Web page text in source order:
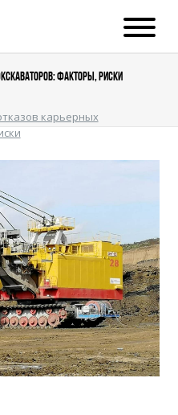
ФАКТОРЫ, РИСКИ
карьерных